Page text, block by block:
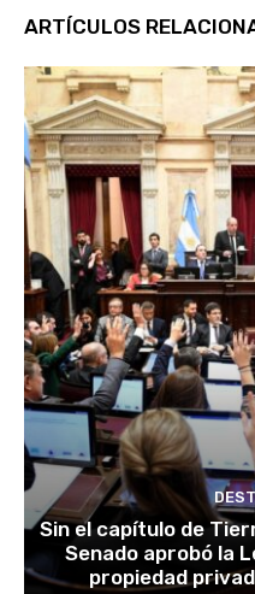
ARTÍCULOS
Sin el capítulo de
Senado aprobó la
propiedad